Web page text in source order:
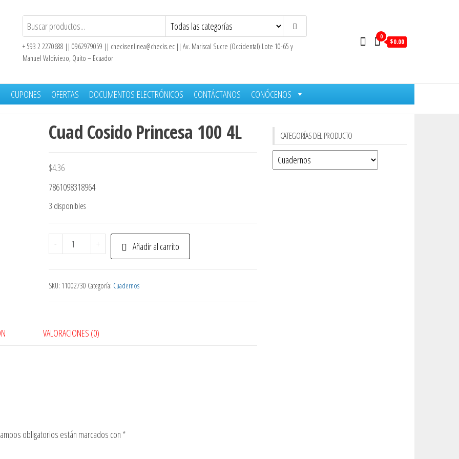
+ 593 2 2270688 || 0962979059 || checksenlinea@checks.ec || Av. Mariscal Sucre (Occidental) Lote 10-65 y
Manuel Valdiviezo, Quito – Ecuador
0
$0.00
CUPONES OFERTAS DOCUMENTOS ELECTRÓNICOS CONTÁCTANOS CONÓCENOS
Cuad Cosido Princesa 100 4L
$4.36
7861098318964
3 disponibles
-
Cuad
Cosido
100
+ Añadir al carrito
SKU: 11002730 Categoría: Cuadernos
VALORACIONES (0)
obligatorios están marcados con *
CATEGORÍAS DEL PRODUCTO